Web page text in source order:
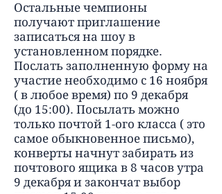
Остальные чемпионы
получают приглашение
записаться на шоу в
установленном порядке.
Послать заполненную форму на
участие необходимо с 16 ноября
( в любое время) по 9 декабря
(до 15:00). Посылать можно
только почтой 1-ого класса ( это
самое обыкновенное письмо),
конверты начнут забирать из
почтового ящика в 8 часов утра
9 декабря и закончат выбор